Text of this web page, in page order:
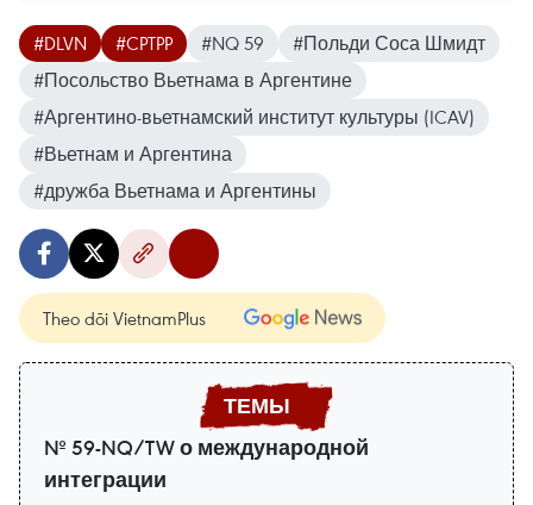
#DLVN #CPTPP #NQ 59
#Польди Соса Шмидт
#Посольство Вьетнама в Аргентине
#Аргентино-вьетнамский институт культуры (ICAV)
#Вьетнам и Аргентина
#дружба Вьетнама и Аргентины
Theo dõi VietnamPlus
№ 59-NQ/TW о международной
интеграции